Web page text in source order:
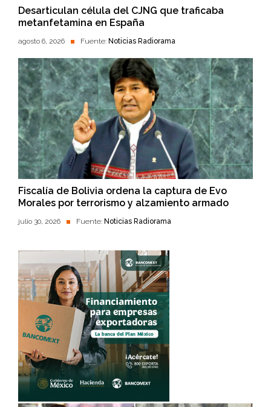
Desarticulan célula del CJNG que traficaba
metanfetamina en España
agosto 6, 2026 Fuente: Noticias Radiorama
Fiscalía de Bolivia ordena la captura de Evo
Morales por terrorismo y alzamiento armado
julio 30, 2026 Fuente: Noticias Radiorama